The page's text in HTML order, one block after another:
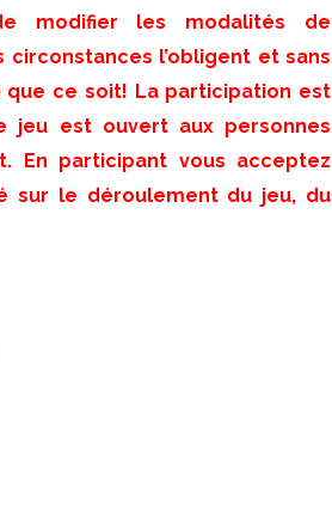
modifier les modalités de
l’obligent et sans
ce soit! La participation est
jeu est ouvert aux personnes
En participant vous acceptez
sur le déroulement du jeu, du